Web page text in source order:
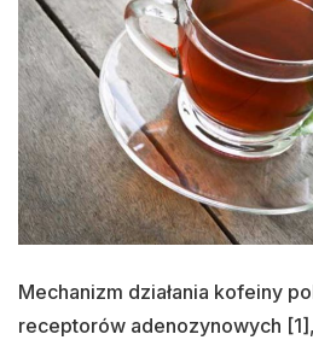
Mechanizm działania kofeiny
receptorów adenozynowych